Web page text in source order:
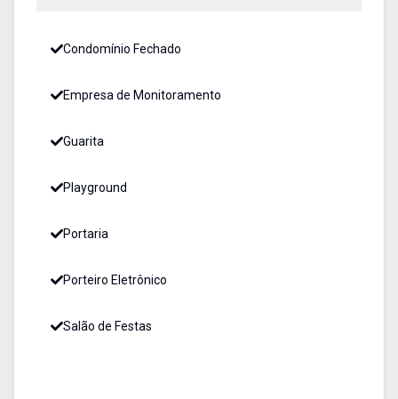
Condomínio Fechado
Empresa de Monitoramento
Guarita
Playground
Portaria
Porteiro Eletrônico
Salão de Festas